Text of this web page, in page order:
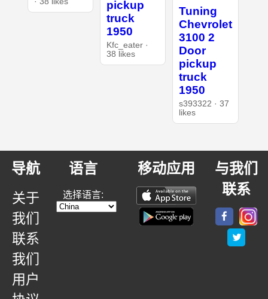
pickup
truck
1950
Kfc_eater ·
38 likes
Tuning
Chevrolet
3100 2
Door
pickup
truck
1950
s393322 · 37
likes
导航
关于
我们
联系
我们
用户
语言
选择语言:
移动应用
与我们
联系